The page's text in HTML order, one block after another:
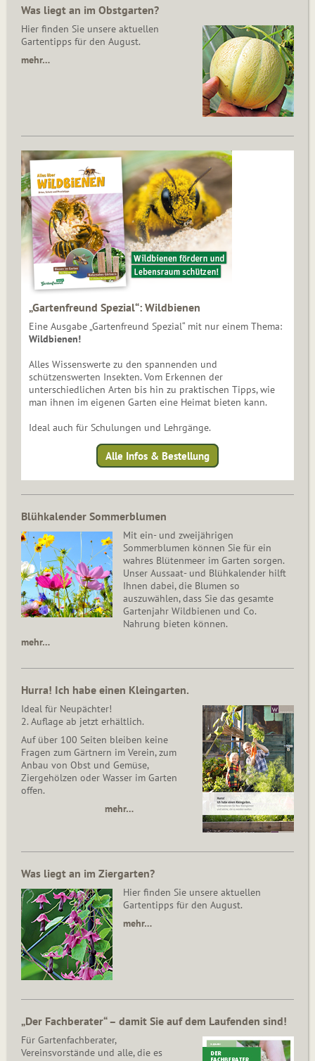
Was liegt an im Obstgarten?
Hier finden Sie unsere aktuellen
Gartentipps für den August.
mehr…
„Gartenfreund Spezial“: Wildbienen
Eine Ausgabe „Gartenfreund Spezial“ mit nur einem Thema:
Wildbienen!
Alles Wissenswerte zu den spannenden und
schützenswerten Insekten. Vom Erkennen der
unterschiedlichen Arten bis hin zu praktischen Tipps, wie
man ihnen im eigenen Garten eine Heimat bieten kann.
Ideal auch für Schulungen und Lehrgänge.
Alle Infos & Bestellung
Blühkalender Sommerblumen
Mit ein- und zweijährigen
Sommerblumen können Sie für ein
wahres Blütenmeer im Garten sorgen.
Unser Aussaat- und Blühkalender hilft
Ihnen dabei, die Blumen so
auszuwählen, dass Sie das gesamte
Gartenjahr Wildbienen und Co.
Nahrung bieten können.
mehr…
Hurra! Ich habe einen Kleingarten.
Ideal für Neupächter!
2. Auflage ab jetzt erhältlich.
Auf über 100 Seiten bleiben keine
Fragen zum Gärtnern im Verein, zum
Anbau von Obst und Gemüse,
Ziergehölzen oder Wasser im Garten
offen.
mehr…
Was liegt an im Ziergarten?
Hier finden Sie unsere aktuellen
Gartentipps für den August.
mehr…
„Der Fachberater“ – damit Sie auf dem Laufenden sind!
Für Gartenfachberater,
Vereinsvorstände und alle, die es